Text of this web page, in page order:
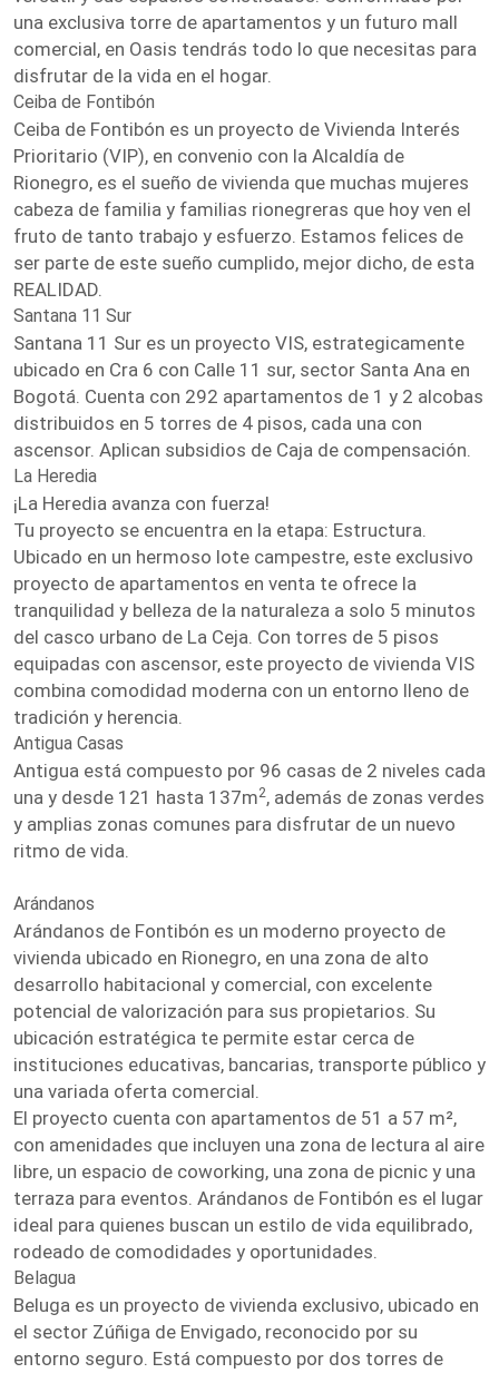
una exclusiva torre de apartamentos y un futuro mall
comercial, en Oasis tendrás todo lo que necesitas para
disfrutar de la vida en el hogar.
Ceiba de Fontibón
Ceiba de Fontibón es un proyecto de Vivienda Interés
Prioritario (VIP), en convenio con la Alcaldía de
Rionegro, es el sueño de vivienda que muchas mujeres
cabeza de familia y familias rionegreras que hoy ven el
fruto de tanto trabajo y esfuerzo. Estamos felices de
ser parte de este sueño cumplido, mejor dicho, de esta
REALIDAD.
Santana 11 Sur
Santana 11 Sur es un proyecto VIS, estrategicamente
ubicado en Cra 6 con Calle 11 sur, sector Santa Ana en
Bogotá. Cuenta con 292 apartamentos de 1 y 2 alcobas
distribuidos en 5 torres de 4 pisos, cada una con
ascensor. Aplican subsidios de Caja de compensación.
La Heredia
¡La Heredia avanza con fuerza!
Tu proyecto se encuentra en la etapa: Estructura.
Ubicado en un hermoso lote campestre, este exclusivo
proyecto de apartamentos en venta te ofrece la
tranquilidad y belleza de la naturaleza a solo 5 minutos
del casco urbano de La Ceja. Con torres de 5 pisos
equipadas con ascensor, este proyecto de vivienda VIS
combina comodidad moderna con un entorno lleno de
tradición y herencia.
Antigua Casas
Antigua está compuesto por 96 casas de 2 niveles cada
una y desde 121 hasta 137m2, además de zonas verdes
y amplias zonas comunes para disfrutar de un nuevo
ritmo de vida.
Arándanos
Arándanos de Fontibón es un moderno proyecto de
vivienda ubicado en Rionegro, en una zona de alto
desarrollo habitacional y comercial, con excelente
potencial de valorización para sus propietarios. Su
ubicación estratégica te permite estar cerca de
instituciones educativas, bancarias, transporte público y
una variada oferta comercial.
El proyecto cuenta con apartamentos de 51 a 57 m²,
con amenidades que incluyen una zona de lectura al aire
libre, un espacio de coworking, una zona de picnic y una
terraza para eventos. Arándanos de Fontibón es el lugar
ideal para quienes buscan un estilo de vida equilibrado,
rodeado de comodidades y oportunidades.
Belagua
Beluga es un proyecto de vivienda exclusivo, ubicado en
el sector Zúñiga de Envigado, reconocido por su
entorno seguro. Está compuesto por dos torres de